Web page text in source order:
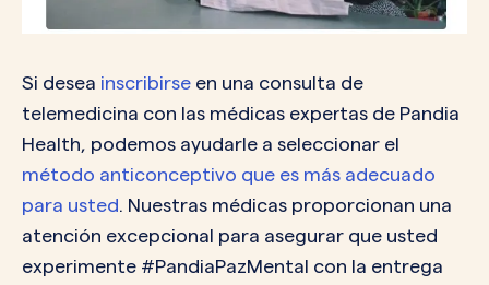
Si desea inscribirse en una consulta de
telemedicina con las médicas expertas de Pandia
Health, podemos ayudarle a seleccionar el
método anticonceptivo que es más adecuado
para usted. Nuestras médicas proporcionan una
atención excepcional para asegurar que usted
experimente #PandiaPazMental con la entrega